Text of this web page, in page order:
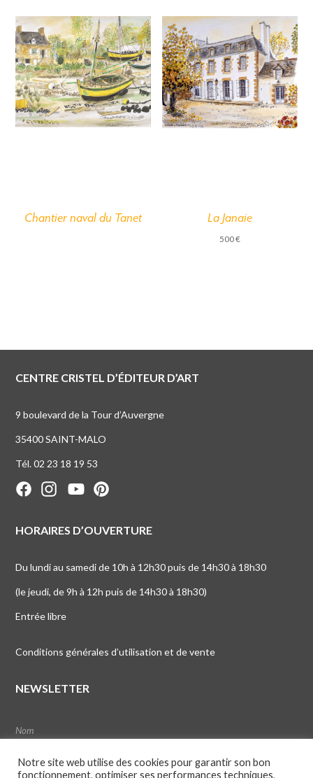
Chantier naval du Tanet La Janaie
500€
CENTRE CRISTEL D’ÉDITEUR D’ART
9 boulevard de la Tour d’Auvergne
35400 SAINT-MALO
Tél. 02 23 18 19 53
HORAIRES D’OUVERTURE
Du lundi au samedi de 10h à 12h30 puis de 14h30 à 18h30
(le jeudi, de 9h à 12h puis de 14h30 à 18h30)
Entrée libre
Conditions générales d’utilisation et de vente
NEWSLETTER
Notre site web utilise des cookies pour garantir son bon
fonctionnement, optimiser ses performances techniques,